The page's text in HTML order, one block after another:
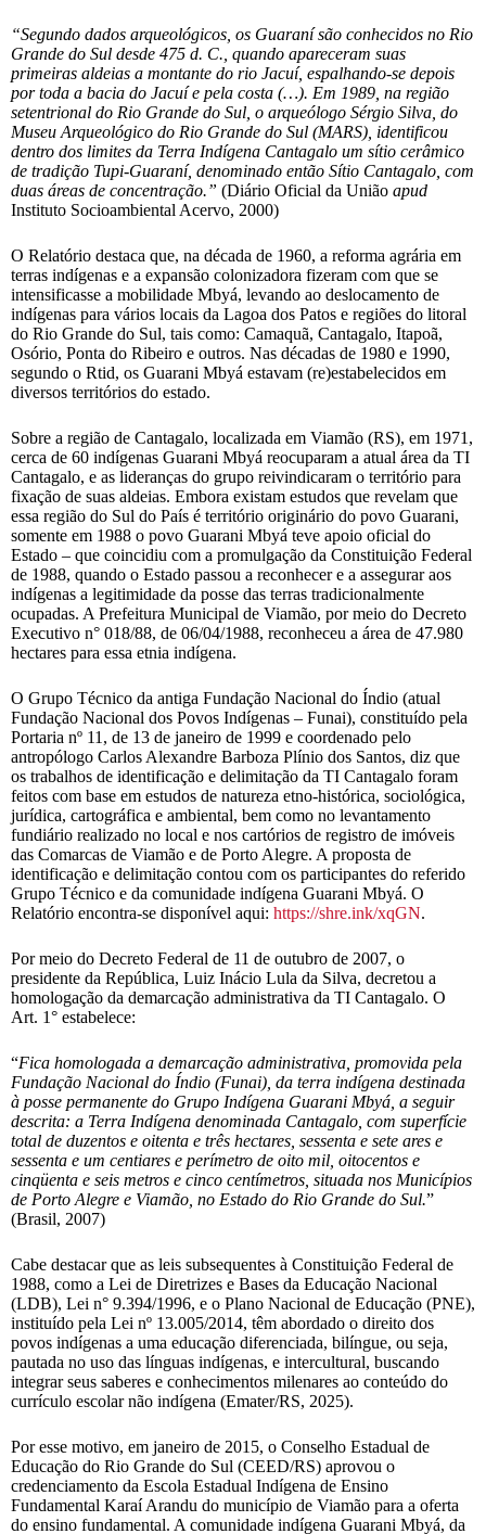
“Segundo dados arqueológicos, os Guaraní são conhecidos no Rio
Grande do Sul desde 475 d. C., quando apareceram suas
primeiras aldeias a montante do rio Jacuí, espalhando-se depois
por toda a bacia do Jacuí e pela costa (…). Em 1989, na região
setentrional do Rio Grande do Sul, o arqueólogo Sérgio Silva, do
Museu Arqueológico do Rio Grande do Sul (MARS), identificou
dentro dos limites da Terra Indígena Cantagalo um sítio cerâmico
de tradição Tupi-Guaraní, denominado então Sítio Cantagalo, com
duas áreas de concentração.” (Diário Oficial da União apud
Instituto Socioambiental Acervo, 2000)
O Relatório destaca que, na década de 1960, a reforma agrária em
terras indígenas e a expansão colonizadora fizeram com que se
intensificasse a mobilidade Mbyá, levando ao deslocamento de
indígenas para vários locais da Lagoa dos Patos e regiões do litoral
do Rio Grande do Sul, tais como: Camaquã, Cantagalo, Itapoã,
Osório, Ponta do Ribeiro e outros. Nas décadas de 1980 e 1990,
segundo o Rtid, os Guarani Mbyá estavam (re)estabelecidos em
diversos territórios do estado.
Sobre a região de Cantagalo, localizada em Viamão (RS), em 1971,
cerca de 60 indígenas Guarani Mbyá reocuparam a atual área da TI
Cantagalo, e as lideranças do grupo reivindicaram o território para
fixação de suas aldeias. Embora existam estudos que revelam que
essa região do Sul do País é território originário do povo Guarani,
somente em 1988 o povo Guarani Mbyá teve apoio oficial do
Estado – que coincidiu com a promulgação da Constituição Federal
de 1988, quando o Estado passou a reconhecer e a assegurar aos
indígenas a legitimidade da posse das terras tradicionalmente
ocupadas. A Prefeitura Municipal de Viamão, por meio do Decreto
Executivo n° 018/88, de 06/04/1988, reconheceu a área de 47.980
hectares para essa etnia indígena.
O Grupo Técnico da antiga Fundação Nacional do Índio (atual
Fundação Nacional dos Povos Indígenas – Funai), constituído pela
Portaria nº 11, de 13 de janeiro de 1999 e coordenado pelo
antropólogo Carlos Alexandre Barboza Plínio dos Santos, diz que
os trabalhos de identificação e delimitação da TI Cantagalo foram
feitos com base em estudos de natureza etno-histórica, sociológica,
jurídica, cartográfica e ambiental, bem como no levantamento
fundiário realizado no local e nos cartórios de registro de imóveis
das Comarcas de Viamão e de Porto Alegre. A proposta de
identificação e delimitação contou com os participantes do referido
Grupo Técnico e da comunidade indígena Guarani Mbyá. O
Relatório encontra-se disponível aqui: https://shre.ink/xqGN.
Por meio do Decreto Federal de 11 de outubro de 2007, o
presidente da República, Luiz Inácio Lula da Silva, decretou a
homologação da demarcação administrativa da TI Cantagalo. O
Art. 1° estabelece:
“Fica homologada a demarcação administrativa, promovida pela
Fundação Nacional do Índio (Funai), da terra indígena destinada
à posse permanente do Grupo Indígena Guarani Mbyá, a seguir
descrita: a Terra Indígena denominada Cantagalo, com superfície
total de duzentos e oitenta e três hectares, sessenta e sete ares e
sessenta e um centiares e perímetro de oito mil, oitocentos e
cinqüenta e seis metros e cinco centímetros, situada nos Municípios
de Porto Alegre e Viamão, no Estado do Rio Grande do Sul.”
(Brasil, 2007)
Cabe destacar que as leis subsequentes à Constituição Federal de
1988, como a Lei de Diretrizes e Bases da Educação Nacional
(LDB), Lei n° 9.394/1996, e o Plano Nacional de Educação (PNE),
instituído pela Lei nº 13.005/2014, têm abordado o direito dos
povos indígenas a uma educação diferenciada, bilíngue, ou seja,
pautada no uso das línguas indígenas, e intercultural, buscando
integrar seus saberes e conhecimentos milenares ao conteúdo do
currículo escolar não indígena (Emater/RS, 2025).
Por esse motivo, em janeiro de 2015, o Conselho Estadual de
Educação do Rio Grande do Sul (CEED/RS) aprovou o
credenciamento da Escola Estadual Indígena de Ensino
Fundamental Karaí Arandu do município de Viamão para a oferta
do ensino fundamental. A comunidade indígena Guarani Mbyá, da